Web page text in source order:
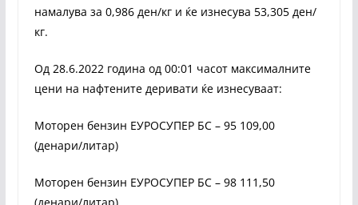
намалува за 0,986 ден/кг и ќе изнесува 53,305 ден/
кг.
Од 28.6.2022 година од 00:01 часот максималните
цени на нафтените деривати ќе изнесуваат:
Моторен бензин ЕУРОСУПЕР БС – 95 109,00
(денари/литар)
Моторен бензин ЕУРОСУПЕР БС – 98 111,50